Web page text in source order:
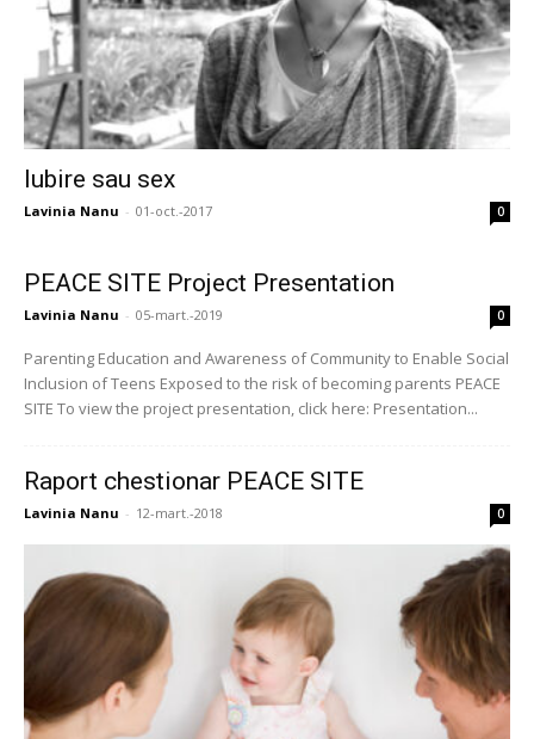
Iubire sau sex
Lavinia Nanu - 01-oct.-2017 0
PEACE SITE Project Presentation
Lavinia Nanu - 05-mart.-2019 0
Parenting Education and Awareness of Community to Enable Social
Inclusion of Teens Exposed to the risk of becoming parents PEACE
SITE To view the project presentation, click here: Presentation...
Raport chestionar PEACE SITE
Lavinia Nanu - 12-mart.-2018 0